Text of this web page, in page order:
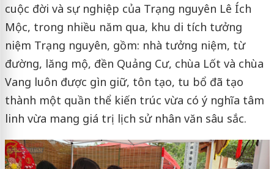
cuộc đời và sự nghiệp của Trạng nguyên Lê Ích
Mộc, trong nhiều năm qua, khu di tích tưởng
niệm Trạng nguyên, gồm: nhà tưởng niệm, từ
đường, lăng mộ, đền Quảng Cư, chùa Lốt và chùa
Vang luôn được gìn giữ, tôn tạo, tu bổ đã tạo
thành một quần thể kiến trúc vừa có ý nghĩa tâm
linh vừa mang giá trị lịch sử nhân văn sâu sắc.